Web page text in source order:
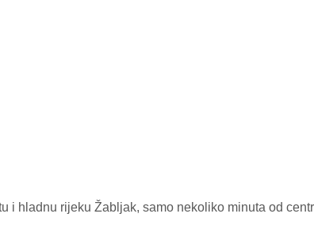
hladnu rijeku Žabljak, samo nekoliko minuta od